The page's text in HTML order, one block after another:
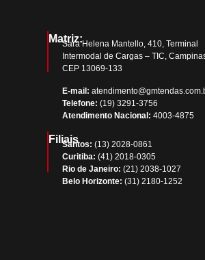
Matriz:
Sara Helena Mantello, 410, Terminal
Intermodal de Cargas – TIC,
CEP 13069-133
E-mail:
Telefone: (19) 3291-3756
Atendimento Nacional: 4003-4875
Filiais
Santos: (13) 2028-0861
Curitiba: (41) 2018-0305
Rio de Janeiro: (21) 2038-1027
Belo Horizonte: (31) 2180-1252